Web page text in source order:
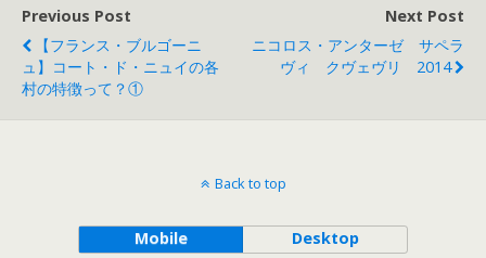
Previous Post
【フランス・ブルゴーニ
ュ】コート・ド・ニュイの各
村の特徴って？①
Next Post
ニコロス・アンターゼ サペラ
ヴィ クヴェヴリ 2014
Back to top
Mobile Desktop